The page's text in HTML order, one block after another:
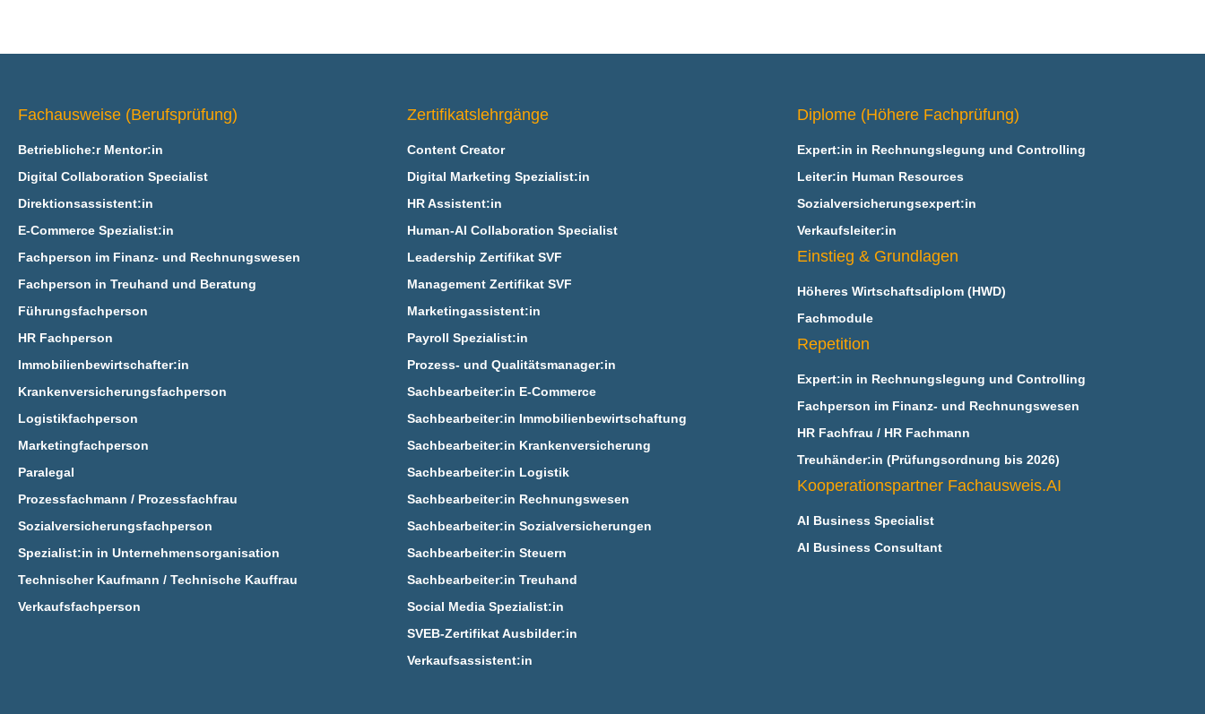
Fachausweise (Berufsprüfung)
Betriebliche:r Mentor:in
Digital Collaboration Specialist
Direktionsassistent:in
E‑Commerce Spezialist:in
Fachperson im Finanz- und Rechnungswesen
Fachperson in Treuhand und Beratung
Führungsfachperson
HR Fachperson
Immobilienbewirtschafter:in
Krankenversicherungsfachperson
Logistikfachperson
Marketingfachperson
Paralegal
Prozessfachmann / Prozessfachfrau
Sozialversicherungsfachperson
Spezialist:in in Unternehmensorganisation
Technischer Kaufmann / Technische Kauffrau
Verkaufsfachperson
Zertifikatslehrgänge
Content Creator
Digital Marketing Spezialist:in
HR Assistent:in
Human-AI Collaboration Specialist
Leadership Zertifikat SVF
Management Zertifikat SVF
Marketingassistent:in
Payroll Spezialist:in
Prozess- und Qualitätsmanager:in
Sachbearbeiter:in E‑Commerce
Sachbearbeiter:in Immobilienbewirtschaftung
Sachbearbeiter:in Krankenversicherung
Sachbearbeiter:in Logistik
Sachbearbeiter:in Rechnungswesen
Sachbearbeiter:in Sozialversicherungen
Sachbearbeiter:in Steuern
Sachbearbeiter:in Treuhand
Social Media Spezialist:in
SVEB-Zertifikat Ausbilder:in
Verkaufsassistent:in
Diplome (Höhere Fachprüfung)
Expert:in in Rechnungslegung und Controlling
Leiter:in Human Resources
Sozialversicherungsexpert:in
Verkaufsleiter:in
Einstieg & Grundlagen
Höheres Wirtschaftsdiplom (HWD)
Fachmodule
Repetition
Expert:in in Rechnungslegung und Controlling
Fachperson im Finanz- und Rechnungswesen
HR Fachfrau / HR Fachmann
Treuhänder:in (Prüfungsordnung bis 2026)
Kooperationspartner Fachausweis.AI
AI Business Specialist
AI Business Consultant